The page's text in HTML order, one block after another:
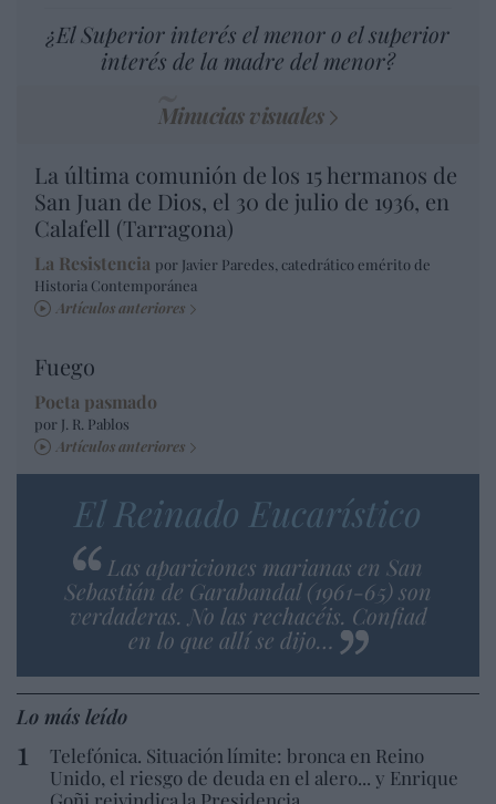
¿El Superior interés el menor o el superior
interés de la madre del menor?
Minucias visuales
La última comunión de los 15 hermanos de
San Juan de Dios, el 30 de julio de 1936, en
Calafell (Tarragona)
La Resistencia por Javier Paredes, catedrático emérito de
Historia Contemporánea
Artículos anteriores
Fuego
Poeta pasmado
por J. R. Pablos
Artículos anteriores
El Reinado Eucarístico
Las apariciones marianas en San
Sebastián de Garabandal (1961-65) son
verdaderas. No las rechacéis. Confiad
en lo que allí se dijo…
Lo más leído
Telefónica. Situación límite: bronca en Reino
Unido, el riesgo de deuda en el alero... y Enrique